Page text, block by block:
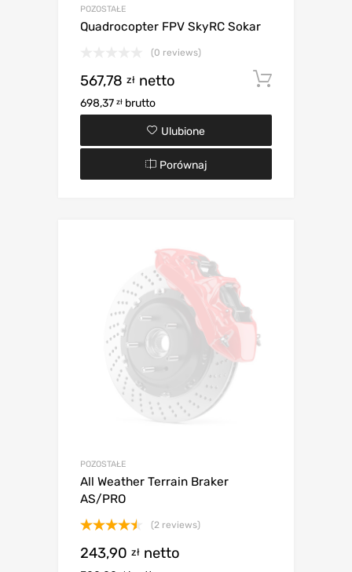
POZOSTAŁE
Quadrocopter FPV SkyRC Sokar
(0 reviews)
567,78 zł netto
698,37 zł brutto
Ulubione
Porównaj
POZOSTAŁE
All Weather Terrain Braker
AS/PRO
4.50na 5
(2 reviews)
243,90 zł netto